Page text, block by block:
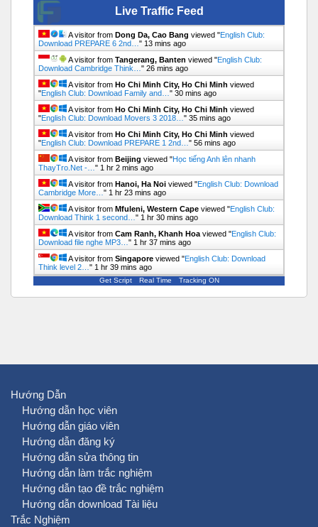
Live Traffic Feed
A visitor from Dong Da, Cao Bang viewed "English Club:
Download PREPARE 6 2nd… " 13 mins ago
A visitor from Tangerang, Banten viewed "English Club:
Download Cambridge Think… " 26 mins ago
A visitor from Ho Chi Minh City, Ho Chi Minh viewed
"English Club: Download Family and… " 30 mins ago
A visitor from Ho Chi Minh City, Ho Chi Minh viewed
"English Club: Download Movers 3 2018… " 35 mins ago
A visitor from Ho Chi Minh City, Ho Chi Minh viewed
"English Club: Download PREPARE 1 2nd… " 56 mins ago
A visitor from Beijing viewed "Học tiếng Anh lên nhanh
ThayTro.Net -… " 1 hr 2 mins ago
A visitor from Hanoi, Ha Noi viewed "English Club: Download
Cambridge More… " 1 hr 23 mins ago
A visitor from Mfuleni, Western Cape viewed "English Club:
Download Think 1 second… " 1 hr 30 mins ago
A visitor from Cam Ranh, Khanh Hoa viewed "English Club:
Download file nghe MP3… " 1 hr 37 mins ago
A visitor from Singapore viewed "English Club: Download
Think level 2… " 1 hr 39 mins ago
Get Script Real Time Tracking ON
Hướng Dẫn
Hướng dẫn học viên
Hướng dẫn giáo viên
Hướng dẫn đăng ký
Hướng dẫn sửa thông tin
Hướng dẫn làm trắc nghiệm
Hướng dẫn tạo đề trắc nghiệm
Hướng dẫn download Tài liệu
Trắc Nghiệm